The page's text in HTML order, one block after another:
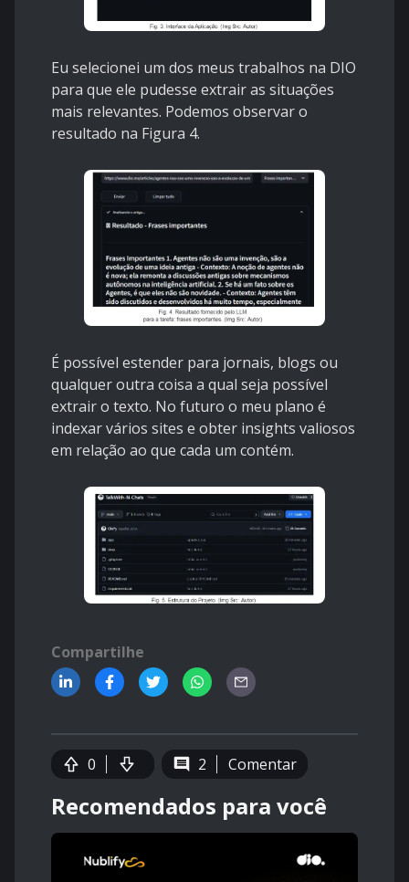
Eu selecionei um dos meus trabalhos na DIO
para que ele pudesse extrair as situações
mais relevantes. Podemos observar o
resultado na Figura 4.
É possível estender para jornais, blogs ou
qualquer outra coisa a qual seja possível
extrair o texto. No futuro o meu plano é
indexar vários sites e obter insights valiosos
em relação ao que cada um contém.
Compartilhe
0 2 Comentar
Recomendados para você